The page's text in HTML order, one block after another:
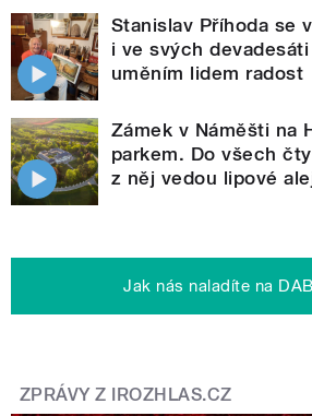
Stanislav Příhoda se
i ve svých
uměním lidem radost
Zámek v Náměšti na
parkem. Do všech
z něj vedou lipové
Jak nás naladíte na
ZPRÁVY Z IROZHLAS.CZ